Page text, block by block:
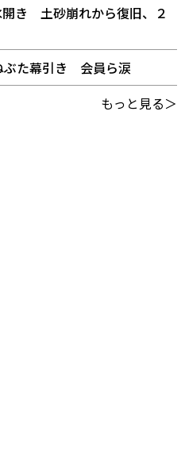
き 土砂崩れから復旧、２
た幕引き 会員ら涙
もっと見る＞